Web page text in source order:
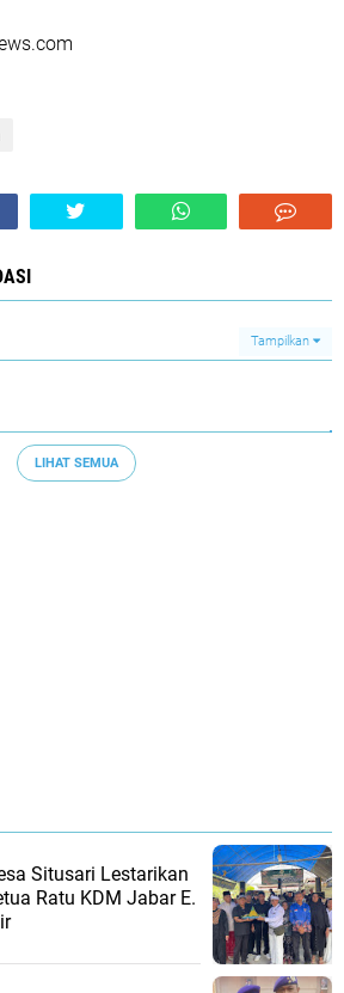
Tampilkan
LIHAT SEMUA
Situsari Lestarikan
Ratu KDM Jabar E.